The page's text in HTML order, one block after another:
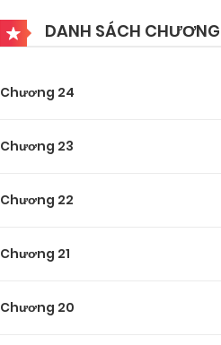
DANH SÁCH CHƯƠNG
Chương 24
Chương 23
Chương 22
Chương 21
Chương 20